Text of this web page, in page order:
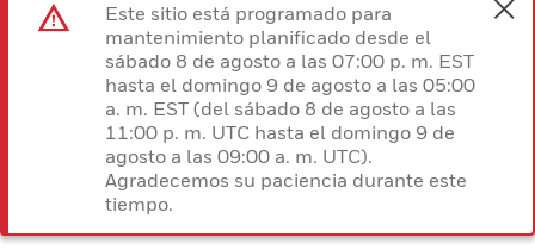
Este sitio está programado para
mantenimiento planificado desde el
sábado 8 de agosto a las 07:00 p. m. EST
hasta el domingo 9 de agosto a las 05:00
a. m. EST (del sábado 8 de agosto a las
11:00 p. m. UTC hasta el domingo 9 de
agosto a las 09:00 a. m. UTC).
Agradecemos su paciencia durante este
tiempo.